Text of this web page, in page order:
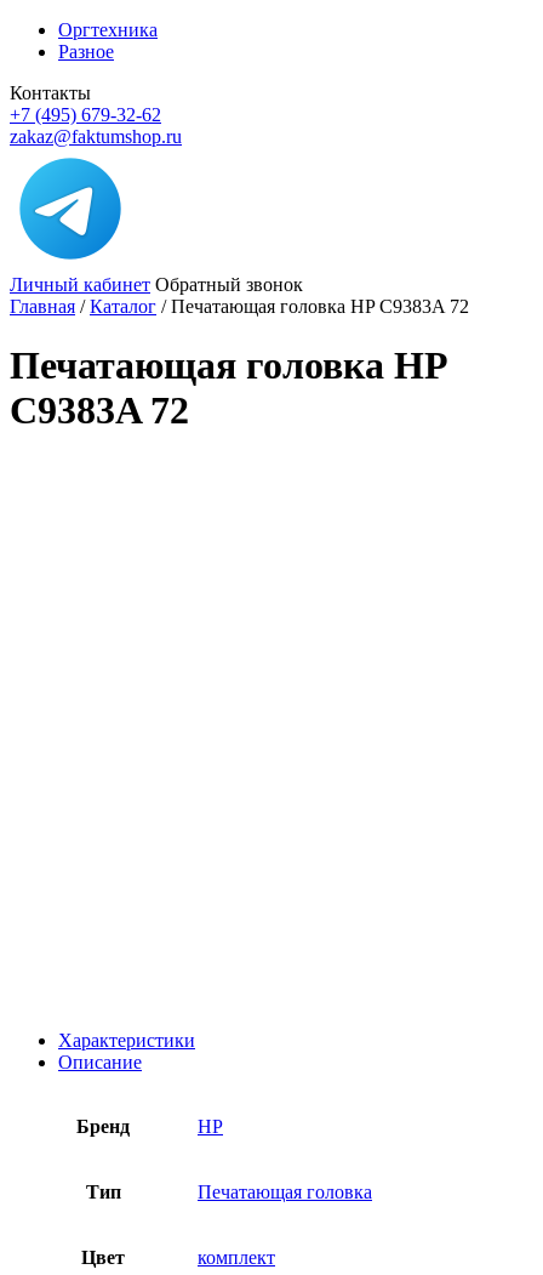
Оргтехника
Разное
Контакты
+7 (495) 679-32-62
zakaz@faktumshop.ru
Личный кабинет Обратный звонок
Главная /Каталог /Печатающая головка HP C9383A 72
Печатающая головка HP
C9383A 72
Характеристики
Описание
Бренд HP
Тип Печатающая головка
Цвет комплект